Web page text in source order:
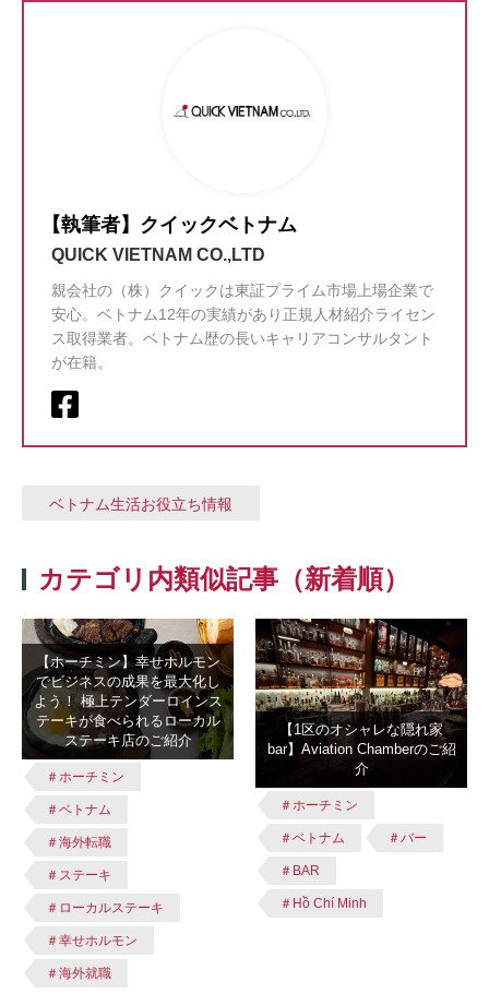
【執筆者】クイックベトナム
QUICK VIETNAM CO.,LTD
親会社の（株）クイックは東証プライム市場上場企業で
安心。ベトナム12年の実績があり正規人材紹介ライセン
ス取得業者。ベトナム歴の長いキャリアコンサルタント
が在籍。
ベトナム生活お役立ち情報
カテゴリ内類似記事（新着順）
【ホーチミン】幸せホルモン
でビジネスの成果を最大化し
よう！ 極上テンダーロインス
テーキが食べられるローカル
ステーキ店のご紹介
＃ホーチミン
＃ベトナム
＃海外転職
＃ステーキ
＃ローカルステーキ
＃幸せホルモン
＃海外就職
【1区のオシャレな隠れ家
bar】Aviation Chamberのご紹
介
＃ホーチミン
＃ベトナム ＃バー
＃BAR
＃Hồ Chí Minh